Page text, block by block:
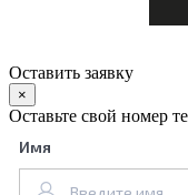
Оставить заявку
×
Оставьте свой номер
Имя